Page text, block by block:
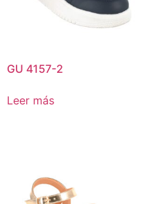
GU 4157-2
Leer más